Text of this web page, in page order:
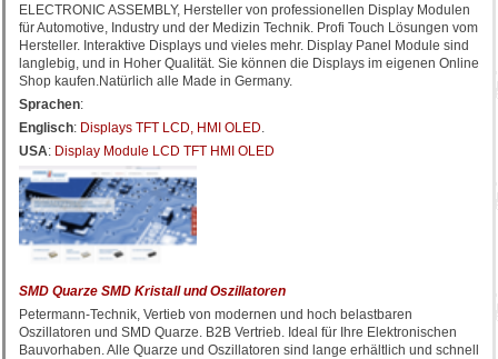
ELECTRONIC ASSEMBLY, Hersteller von professionellen Display Modulen
für Automotive, Industry und der Medizin Technik. Profi Touch Lösungen vom
Hersteller. Interaktive Displays und vieles mehr. Display Panel Module sind
langlebig, und in Hoher Qualität. Sie können die Displays im eigenen Online
Shop kaufen.Natürlich alle Made in Germany.
Sprachen:
Englisch: Displays TFT LCD, HMI OLED.
USA: Display Module LCD TFT HMI OLED
SMD Quarze SMD Kristall und Oszillatoren
Petermann-Technik, Vertieb von modernen und hoch belastbaren
Oszillatoren und SMD Quarze. B2B Vertrieb. Ideal für Ihre Elektronischen
Bauvorhaben. Alle Quarze und Oszillatoren sind lange erhältlich und schnell